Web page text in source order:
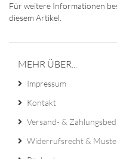
Für weitere Informationen
diesem Artikel.
MEHR ÜBER...
Impressum
Kontakt
Versand- &
Widerrufsrecht &